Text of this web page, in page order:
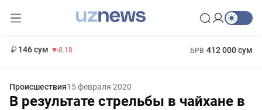
146 сум -0.18 БРВ 412 000 сум
Происшествия15 февраля 2020
В результате стрельбы в чайхане в